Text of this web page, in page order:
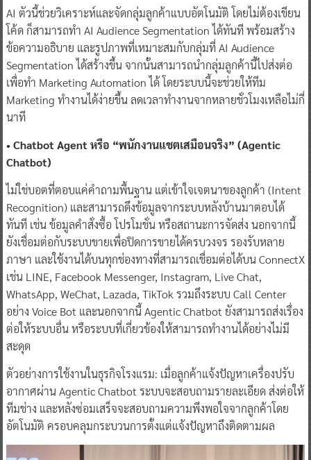
AI ตัวนี้ช่วยวิเคราะห์และจัดกลุ่มลูกค้าแบบอัตโนมัติ โดยไม่ต้องเขียน
โค้ด ก็สามารถทำ AI Audience Segmentation ได้ทันที พร้อมสร้าง
ข้อความอธิบาย และรูปภาพที่เหมาะสมกับกลุ่มที่ AI Audience
Segmentation ได้สร้างขึ้น จากนั้นสามารถนำกลุ่มลูกค้านี้ไปส่งต่อ
เพื่อทำ Marketing Automation ได้ โดยระบบนี้จะช่วยให้ทีม
Marketing ทำงานได้ง่ายขึ้น ลดเวลาทำงานจากหลายชั่วโมงเหลือไม่กี่
นาที
• Chatbot Agent หรือ “พนักงานแชตเสมือนจริง” (Agentic
Chatbot)
ไม่ใช่บอตที่ตอบแค่คำถามพื้นฐาน แต่เข้าใจเจตนาของลูกค้า (Intent
Recognition) และสามารถดึงข้อมูลจากระบบหลังบ้านมาตอบได้
ทันที เช่น ข้อมูลคำสั่งซื้อ โปรโมชั่น หรือสถานะการจัดส่ง นอกจากนี้
ยังเชื่อมต่อกับระบบขายเพื่อปิดการขายได้ครบวงจร รองรับหลาย
ภาษา และใช้งานได้บนทุกช่องทางที่สามารถเชื่อมต่อได้บน ConnectX
เช่น LINE, Facebook Messenger, Instagram, Live Chat,
WhatsApp, WeChat, Lazada, TikTok รวมถึงระบบ Call Center
อย่าง Voice Bot และนอกจากนี้ Agentic Chatbot ยังสามารถส่งเรื่อง
ต่อให้ระบบอื่น หรือระบบที่เกี่ยวข้องให้สามารถทำงานได้อย่างไม่มี
สะดุด
ตัวอย่างการใช้งานในธุรกิจโรงแรม: เมื่อลูกค้าแจ้งปัญหาเครื่องปรับ
อากาศผ่าน Agentic Chatbot ระบบจะสอบถามรายละเอียด ส่งต่อให้
ทีมช่าง และหลังซ่อมเสร็จจะสอบถามความพึงพอใจจากลูกค้าโดย
อัตโนมัติ ครอบคลุมกระบวนการตั้งแต่แจ้งปัญหาถึงติดตามผล